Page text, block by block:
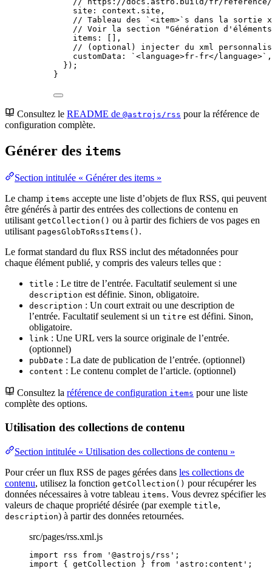
site: context . site ,
// Tableau des `<item>`s dans la sortie
// Voir la section "Génération
items: []
,
// (optional) injecter du xml
customData:
` <language>fr-fr</language>` ,
});
}
Consultez le README de @astrojs/rss pour la référence de
configuration complète.
Générer des items
Section intitulée « Générer des items »
Le champ items accepte une liste d’objets de flux RSS, qui peuvent
être générés à partir des entrées des collections de contenu en
utilisant getCollection() ou à partir des fichiers de vos pages en
utilisant pagesGlobToRssItems() .
Le format standard du flux RSS inclut des métadonnées pour
chaque élément publié, y compris des valeurs telles que :
title : Le titre de l’entrée. Facultatif seulement si une
description est définie. Sinon, obligatoire.
description : Un court extrait ou une description de
l’entrée. Facultatif seulement si un titre est défini. Sinon,
obligatoire.
link : Une URL vers la source originale de l’entrée.
(optionnel)
pubDate : La date de publication de l’entrée. (optionnel)
content : Le contenu complet de l’article. (optionnel)
Consultez la référence de configuration items pour une liste
complète des options.
Utilisation des collections de contenu
Section intitulée « Utilisation des collections de contenu »
Pour créer un flux RSS de pages gérées dans les collections de
contenu, utilisez la fonction getCollection() pour récupérer les
données nécessaires à votre tableau items. Vous devrez spécifier les
valeurs de chaque propriété désirée (par exemple title,
description) à partir des données retournées.
src/pages/rss.xml.js
import rss from ' @astrojs/rss ' ;
import { getCollection } from ' astro:content ' ;